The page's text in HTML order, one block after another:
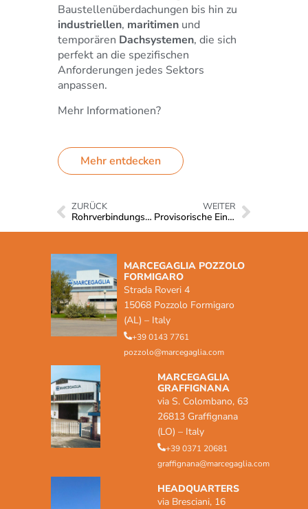
Baustellenüberdachungen bis hin zu
industriellen, maritimen und
temporären Dachsystemen, die sich
perfekt an die spezifischen
Anforderungen jedes Sektors
anpassen.
Mehr Informationen?
Mehr entdecken
ZURÜCK
Rohrverbindungssystem
WEITER
Provisorische Einfriedungen
MARCEGAGLIA POZZOLO
FORMIGARO
Strada Roveri 4
15068 Pozzolo Formigaro
(AL) – Italy
+39 0143 7761
pozzolo@marcegaglia.com
MARCEGAGLIA
GRAFFIGNANA
via S. Colombano, 63
26813 Graffignana
(LO) – Italy
+39 0371 20681
graffignana@marcegaglia.com
HEADQUARTERS
via Bresciani, 16